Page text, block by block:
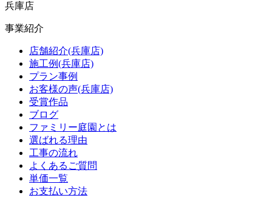
兵庫店
事業紹介
店舗紹介(兵庫店)
施工例(兵庫店)
プラン事例
お客様の声(兵庫店)
受賞作品
ブログ
ファミリー庭園とは
選ばれる理由
工事の流れ
よくあるご質問
単価一覧
お支払い方法